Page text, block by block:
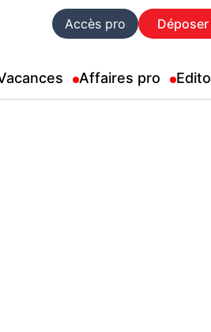
Accès pro Déposer
Affaires pro Edito